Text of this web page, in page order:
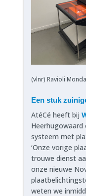
(vlnr) Ravioli
Een stuk
AtéCé heeft bij
Heerhugowaard
systeem met
‘Onze vorige
trouwe dienst
onze nieuwe
weten we